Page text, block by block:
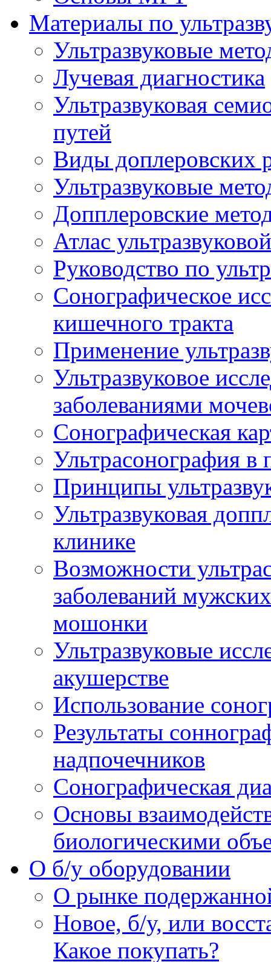
Материалы по
Ультразвуковые
Лучевая диагностика
Ультразвуковая
путей
Виды доплеровских
Ультразвуковые
Допплеровские
Атлас
Руководство по
Сонографическое
кишечного тракта
Применение
Ультразвуковое
заболеваниями
Сонографическая
Ультрасонография в
Принципы
Ультразвуковая
клинике
Возможности
заболеваний
мошонки
Ультразвуковые
акушерстве
Использование
Результаты
надпочечников
Сонографическая
Основы
биологическими
O б/у оборудовании
О рынке
Новое, б/у, или
Какое покупать?